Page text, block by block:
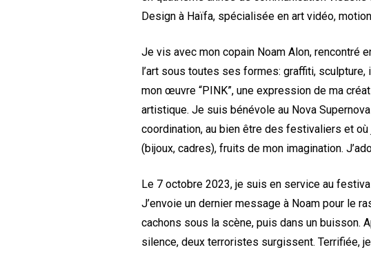
Design à Haïfa, spécialisée en art vidéo,
Je vis avec mon copain Noam Alon, rencontré
l’art sous toutes ses formes: graffiti,
mon œuvre “PINK”, une expression de ma
artistique. Je suis bénévole au Nova
coordination, au bien être des festivaliers et
(bijoux, cadres), fruits de mon imagination.
Le 7 octobre 2023, je suis en service au
J’envoie un dernier message à Noam pour le
cachons sous la scène, puis dans un buisson.
silence, deux terroristes surgissent. Terrifiée,